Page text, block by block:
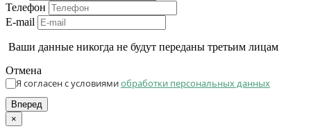
Телефон
E-mail
Ваши данные никогда не будут переданы третьим лицам
Отмена
Я согласен с условиямиобработки персональных данных
Вперед
×